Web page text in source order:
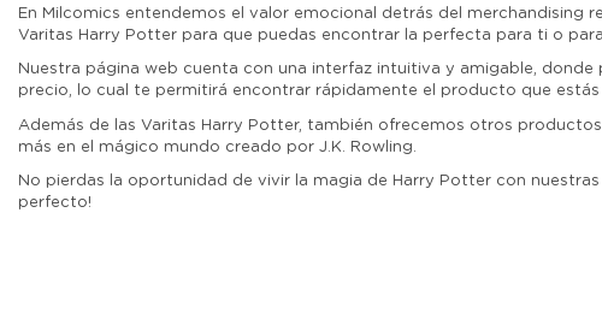
En Milcomics entendemos el valor emocional detrás del
Varitas Harry Potter para que puedas encontrar la perfecta para ti o
Nuestra página web cuenta con una interfaz intuitiva y amigable,
precio, lo cual te permitirá encontrar rápidamente el producto que estás
Además de las Varitas Harry Potter, también ofrecemos otros
más en el mágico mundo creado por J.K. Rowling.
No pierdas la oportunidad de vivir la magia de Harry Potter con
perfecto!